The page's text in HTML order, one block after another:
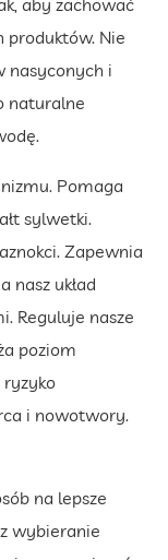
aby zachować
Nie
nasyconych i
naturalne
Pomaga
sylwetki.
Zapewnia
nasz układ
Reguluje nasze
poziom
ryzyko
i nowotwory.
na lepsze
wybieranie